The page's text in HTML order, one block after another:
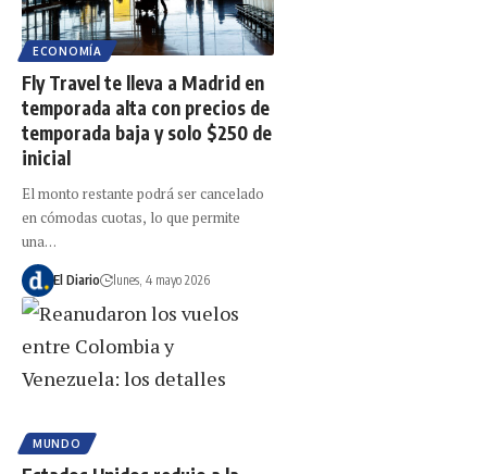
ECONOMÍA
Fly Travel te lleva a Madrid en
temporada alta con precios de
temporada baja y solo $250 de
inicial
El monto restante podrá ser cancelado
en cómodas cuotas, lo que permite
una…
El Diario lunes, 4 mayo 2026
MUNDO